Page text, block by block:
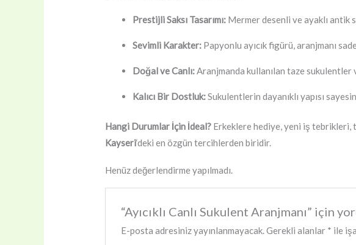
Prestijli Saksı Tasarımı: Mermer desenli ve ayaklı antik
Sevimli Karakter: Papyonlu ayıcık figürü, aranjmanı
Doğal ve Canlı:Aranjmanda kullanılan taze
Kalıcı Bir Dostluk:Sukulentlerin dayanıklı yapısı
Hangi Durumlar İçin İdeal? Erkeklere hediye, yeni iş tebrikleri,
Kayseri‘deki en özgün tercihlerden biridir.
Henüz değerlendirme yapılmadı.
“Ayıcıklı Canlı Sukulent Aranjmanı” için
E-posta adresiniz yayınlanmayacak.Gerekli alanlar * ile